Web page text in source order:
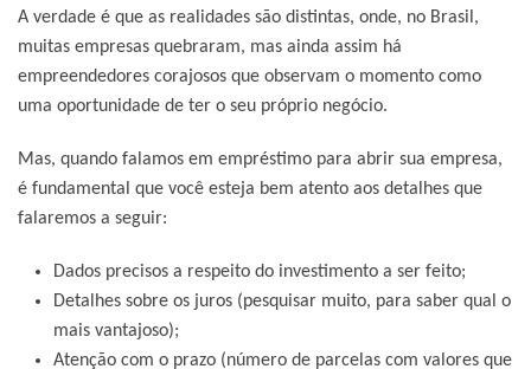
A verdade é que as realidades são distintas, onde, no Brasil,
muitas empresas quebraram, mas ainda assim há
empreendedores corajosos que observam o momento como
uma oportunidade de ter o seu próprio negócio.
Mas, quando falamos em empréstimo para abrir sua empresa,
é fundamental que você esteja bem atento aos detalhes que
falaremos a seguir:
Dados precisos a respeito do investimento a ser feito;
Detalhes sobre os juros (pesquisar muito, para saber qual o
mais vantajoso);
Atenção com o prazo (número de parcelas com valores que